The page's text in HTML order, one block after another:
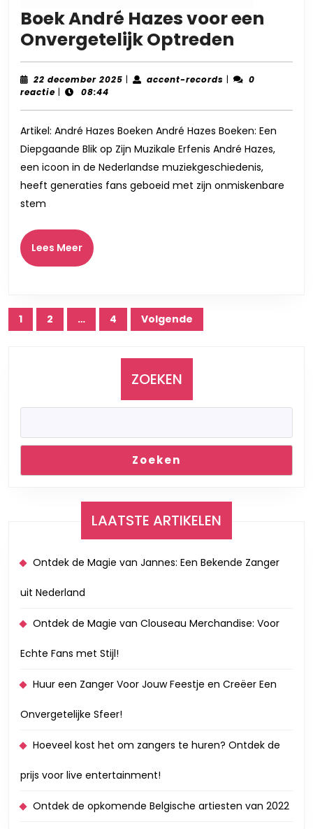
Boek André Hazes voor een
Onvergetelijk Optreden
André
Hazes
een
22 december 2025 22
| accent-records accent-
|
0
reactie | 08:44
Artikel: André Hazes Boeken André Hazes Boeken: Een
Diepgaande Blik op Zijn Muzikale Erfenis André Hazes,
een icoon in de Nederlandse muziekgeschiedenis,
heeft generaties fans geboeid met zijn onmiskenbare
stem
Lees MeerLees
Meer
Berichtnavigatie
1 2 … 4 Volgende
ZOEKEN
Zoeken
LAATSTE ARTIKELEN
Ontdek de Magie van Jannes: Een Bekende Zanger
uit Nederland
Ontdek de Magie van Clouseau Merchandise: Voor
Echte Fans met Stijl!
Huur een Zanger Voor Jouw Feestje en Creëer Een
Onvergetelijke Sfeer!
Hoeveel kost het om zangers te huren? Ontdek de
prijs voor live entertainment!
Ontdek de opkomende Belgische artiesten van 2022